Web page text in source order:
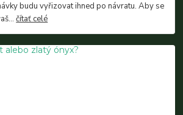
budu vyřizovat ihned po návratu. Aby se
čítať celé